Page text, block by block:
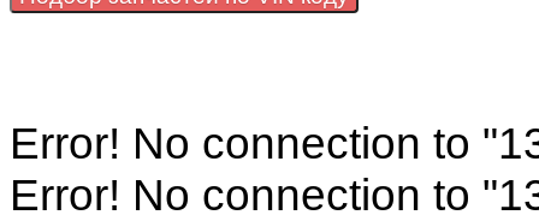
Error! No connection to
Error! No connection to